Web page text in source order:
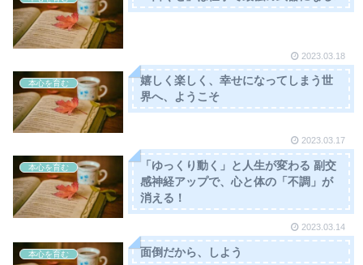
2023.03.18
本心を育む
嬉しく楽しく、幸せになってしまう世
界へ、ようこそ
2023.03.17
本心を育む
「ゆっくり動く」と人生が変わる 副交
感神経アップで、心と体の「不調」が
消える！
2023.03.14
本心を育む 面倒だから、しよう